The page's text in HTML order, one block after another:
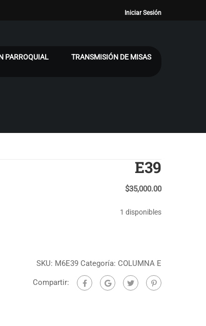
Iniciar Sesión
PARROQUIAL TRANSMISIÓN DE MISAS
E39
$35,000.00
1 disponibles
SKU: M6E39 Categoría: COLUMNA E
Compartir: